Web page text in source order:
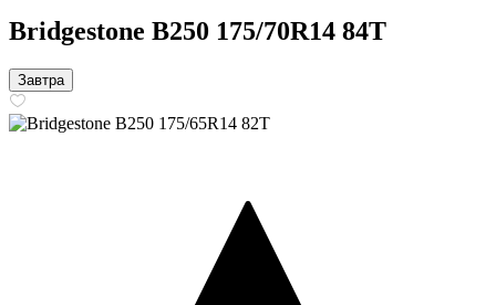
Bridgestone B250 175/70R14 84T
Завтра